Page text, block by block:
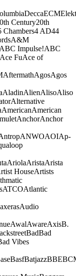
DeccaECM
Century20th
Chambers4 AD44
A&M
ABC Impulse!ABC
Ace FuAce of
AftermathAgosAgos
AladinAlienAlisoAliso
Alternative
AmericanAmerican
AnchorAnchor
ANWOAOIAp-
AriolaAristaArista
HouseArtists
ATCOAtlantic
Audio
AwalAwareAxisB.
BadBad
Vibes
BasfBatjazzBBE